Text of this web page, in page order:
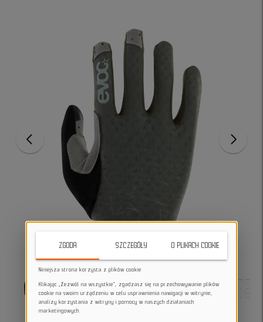
ZGODA SZCZEGÓŁY O PLIKACH COOKIE
Niniejsza strona korzysta z plików cookie
Klikając „Zezwól na wszystkie”, zgadzasz się na przechowywanie plików
cookie na swoim urządzeniu w celu usprawnienia nawigacji w witrynie,
analizy korzystania z witryny i pomocy w naszych działaniach
marketingowych.